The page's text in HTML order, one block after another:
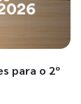
para o 2º